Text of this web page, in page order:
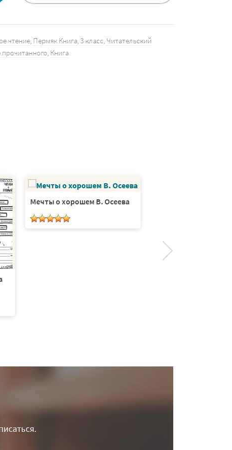
чтение Пермяк Книга 3 класс Читательский
Книга
Мечты о хорошем В. Осеева